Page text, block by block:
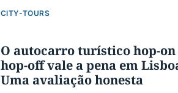
CITY-TOURS
O autocarro turístico hop-on
hop-off vale a pena em
Uma avaliação honesta